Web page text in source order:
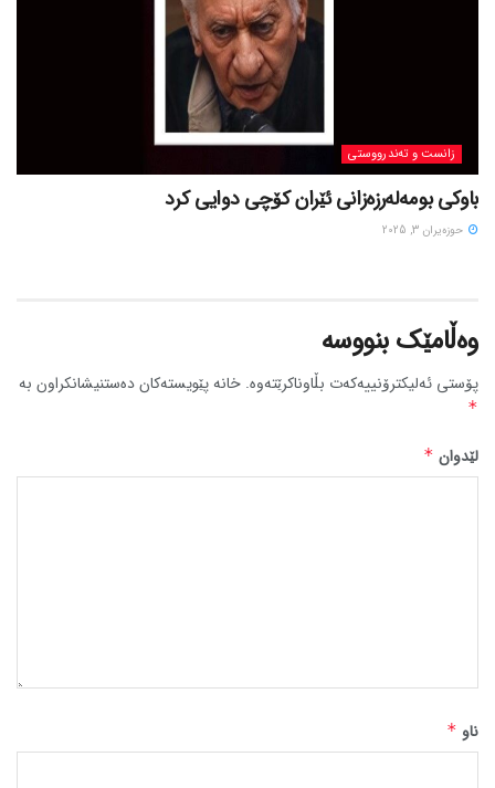
زانست و تەندرووستی
باوکی بومەلەرزەزانی ئێران کۆچی دوایی کرد
حوزه‌یران 3, 2025
وەڵامێک بنووسە
پۆستی ئەلیکترۆنییەکەت بڵاوناکرێتەوە. خانە پێویستەکان دەستنیشانکراون بە
*
لێدوان *
ناو *